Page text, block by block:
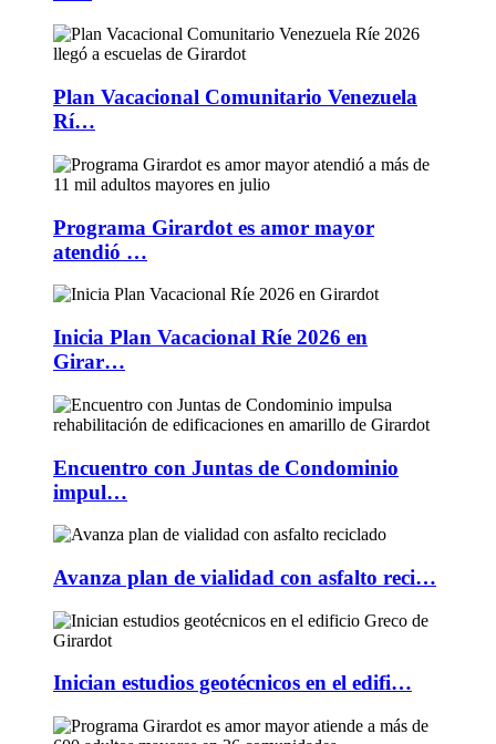
Plan Vacacional Comunitario Venezuela
Rí…
Programa Girardot es amor mayor
atendió …
Inicia Plan Vacacional Ríe 2026 en
Girar…
Encuentro con Juntas de Condominio
impul…
Avanza plan de vialidad con asfalto reci…
Inician estudios geotécnicos en el edifi…